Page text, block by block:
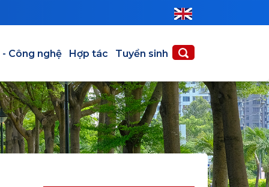
- Công nghệ Hợp tác Tuyển sinh